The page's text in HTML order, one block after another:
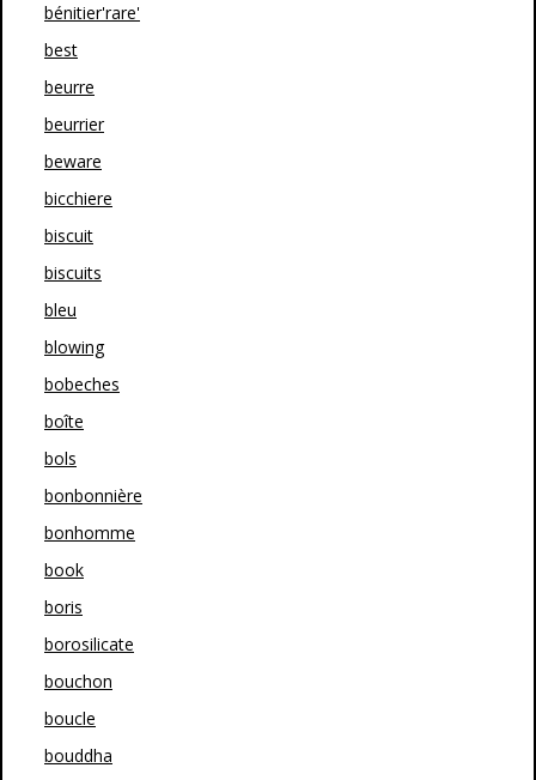
bénitier'rare'
best
beurre
beurrier
beware
bicchiere
biscuit
biscuits
bleu
blowing
bobeches
boîte
bols
bonbonnière
bonhomme
book
boris
borosilicate
bouchon
boucle
bouddha